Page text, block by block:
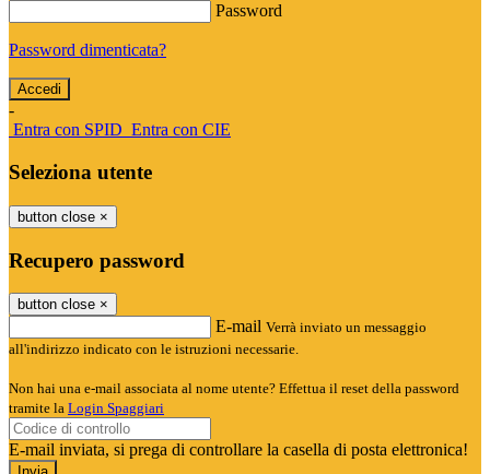
Password
Password dimenticata?
-
Entra con SPID Entra con CIE
Seleziona utente
button close ×
Recupero password
button close ×
E-mail Verrà inviato un messaggio
all'indirizzo indicato con le istruzioni necessarie.
Non hai una e-mail associata al nome utente? Effettua il reset della password
tramite la Login Spaggiari
E-mail inviata, si prega di controllare la casella di posta elettronica!